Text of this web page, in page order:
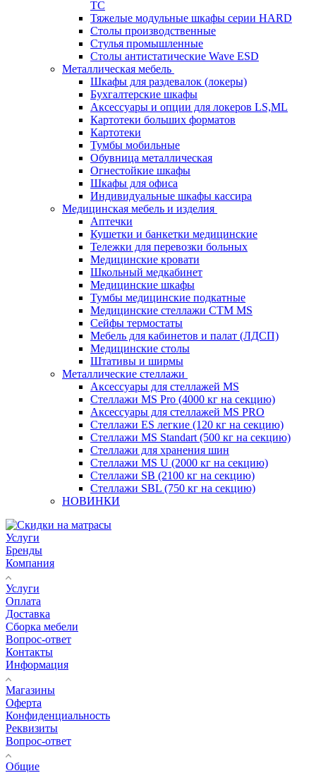
TC
Тяжелые модульные шкафы серии HARD
Столы производственные
Стулья промышленные
Столы антистатические Wave ESD
Металлическая мебель
Шкафы для раздевалок (локеры)
Бухгалтерские шкафы
Аксессуары и опции для локеров LS,ML
Картотеки больших форматов
Картотеки
Тумбы мобильные
Обувница металлическая
Огнестойкие шкафы
Шкафы для офиса
Индивидуальные шкафы кассира
Медицинская мебель и изделия
Аптечки
Кушетки и банкетки медицинские
Тележки для перевозки больных
Медицинские кровати
Школьный медкабинет
Медицинские шкафы
Тумбы медицинские подкатные
Медицинские стеллажи CTM MS
Сейфы термостаты
Мебель для кабинетов и палат (ЛДСП)
Медицинские столы
Штативы и ширмы
Металлические стеллажи
Аксессуары для стеллажей MS
Стеллажи MS Pro (4000 кг на секцию)
Аксессуары для стеллажей MS PRO
Стеллажи ES легкие (120 кг на секцию)
Стеллажи MS Standart (500 кг на секцию)
Стеллажи для хранения шин
Стеллажи MS U (2000 кг на секцию)
Стеллажи SB (2100 кг на секцию)
Стеллажи SBL (750 кг на секцию)
НОВИНКИ
Услуги
Бренды
Компания
Услуги
Оплата
Доставка
Сборка мебели
Вопрос-ответ
Контакты
Информация
Магазины
Оферта
Конфиденциальность
Реквизиты
Вопрос-ответ
Общие